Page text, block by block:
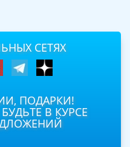
СЕТЯХ
ПОДАРКИ!
В КУРСЕ